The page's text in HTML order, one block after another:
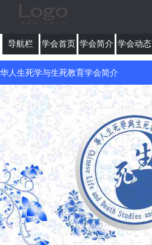
导航栏 学会首页 学会简介 学会动态
华人生死学与生死教育学会简介